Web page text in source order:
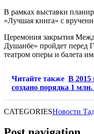
В рамках выставки
«Лучшая книга» с
Церемония закрытия
Душанбе» пройдет перед
театром оперы и балета
Читайте также В 2015
создано порядка 1
CATEGORIESНовости